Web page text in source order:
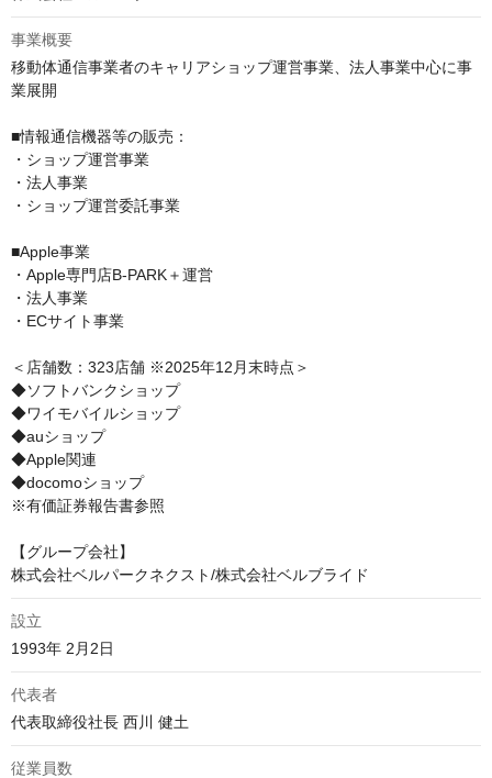
事業概要
移動体通信事業者のキャリアショップ運営事業、法人事業中心に事
業展開
■情報通信機器等の販売：
・ショップ運営事業
・法人事業
・ショップ運営委託事業
■Apple事業
・Apple専門店B-PARK＋運営
・法人事業
・ECサイト事業
＜店舗数：323店舗 ※2025年12月末時点＞
◆ソフトバンクショップ
◆ワイモバイルショップ
◆auショップ
◆Apple関連
◆docomoショップ
※有価証券報告書参照
【グループ会社】
株式会社ベルパークネクスト/株式会社ベルブライド
設立
1993年 2⽉2⽇
代表者
代表取締役社長 西川 健土
従業員数